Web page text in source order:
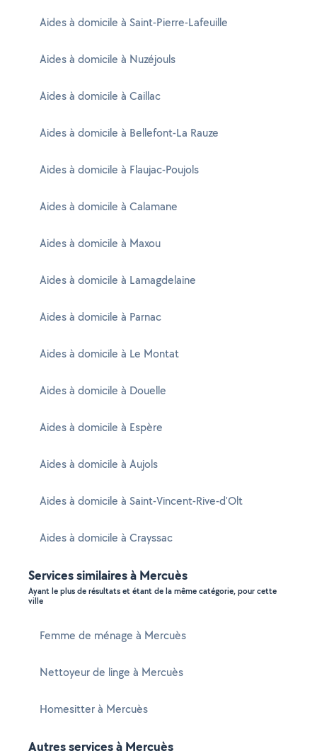
Aides à domicile à Saint-Pierre-Lafeuille
Aides à domicile à Nuzéjouls
Aides à domicile à Caillac
Aides à domicile à Bellefont-La Rauze
Aides à domicile à Flaujac-Poujols
Aides à domicile à Calamane
Aides à domicile à Maxou
Aides à domicile à Lamagdelaine
Aides à domicile à Parnac
Aides à domicile à Le Montat
Aides à domicile à Douelle
Aides à domicile à Espère
Aides à domicile à Aujols
Aides à domicile à Saint-Vincent-Rive-d'Olt
Aides à domicile à Crayssac
Services similaires à Mercuès
Ayant le plus de résultats et étant de la même catégorie, pour cette
ville
Femme de ménage à Mercuès
Nettoyeur de linge à Mercuès
Homesitter à Mercuès
Autres services à Mercuès